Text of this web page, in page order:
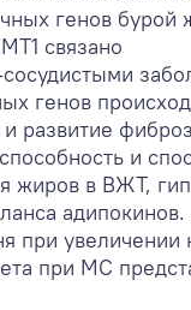
генов бурой
связано
генов
развитие
и
жиров в ВЖТ,
при увеличении
при МС